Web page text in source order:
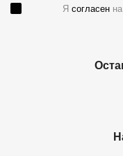
Я согласен